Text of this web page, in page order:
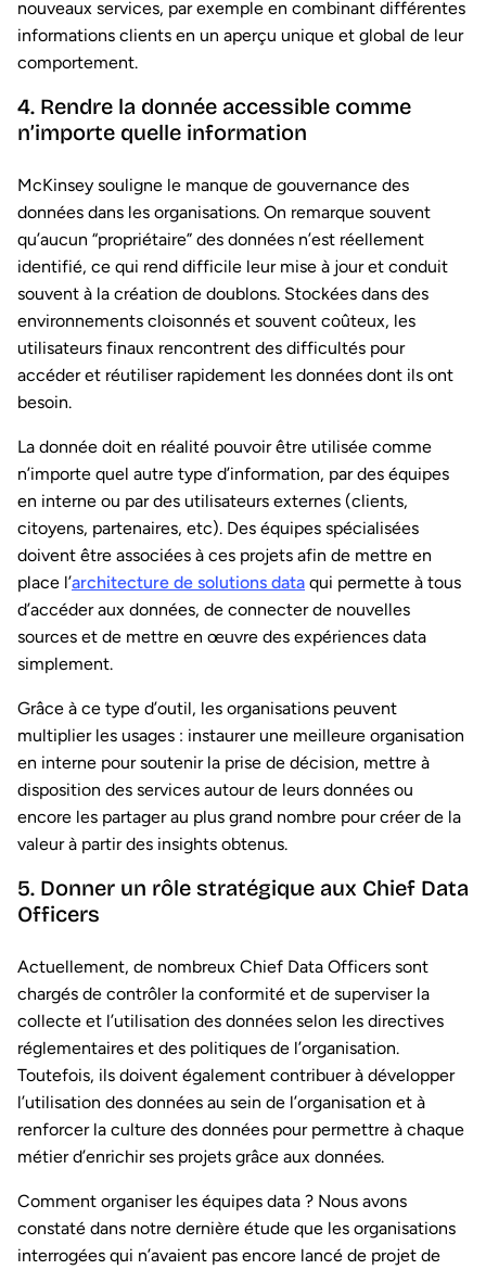
nouveaux services, par exemple en combinant différentes
informations clients en un aperçu unique et global de leur
comportement.
4. Rendre la donnée accessible comme
n’importe quelle information
McKinsey souligne le manque de gouvernance des
données dans les organisations. On remarque souvent
qu’aucun “propriétaire” des données n’est réellement
identifié, ce qui rend difficile leur mise à jour et conduit
souvent à la création de doublons. Stockées dans des
environnements cloisonnés et souvent coûteux, les
utilisateurs finaux rencontrent des difficultés pour
accéder et réutiliser rapidement les données dont ils ont
besoin.
La donnée doit en réalité pouvoir être utilisée comme
n’importe quel autre type d’information, par des équipes
en interne ou par des utilisateurs externes (clients,
citoyens, partenaires, etc). Des équipes spécialisées
doivent être associées à ces projets afin de mettre en
place l’architecture de solutions data qui permette à tous
d’accéder aux données, de connecter de nouvelles
sources et de mettre en œuvre des expériences data
simplement.
Grâce à ce type d’outil, les organisations peuvent
multiplier les usages : instaurer une meilleure organisation
en interne pour soutenir la prise de décision, mettre à
disposition des services autour de leurs données ou
encore les partager au plus grand nombre pour créer de la
valeur à partir des insights obtenus.
5. Donner un rôle stratégique aux Chief Data
Officers
Actuellement, de nombreux Chief Data Officers sont
chargés de contrôler la conformité et de superviser la
collecte et l’utilisation des données selon les directives
réglementaires et des politiques de l’organisation.
Toutefois, ils doivent également contribuer à développer
l’utilisation des données au sein de l’organisation et à
renforcer la culture des données pour permettre à chaque
métier d’enrichir ses projets grâce aux données.
Comment organiser les équipes data ? Nous avons
constaté dans notre dernière étude que les organisations
interrogées qui n’avaient pas encore lancé de projet de